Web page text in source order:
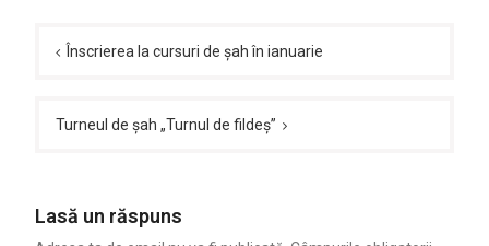
Înscrierea la cursuri de șah în ianuarie
Turneul de șah „Turnul de fildeș”
Lasă un răspuns